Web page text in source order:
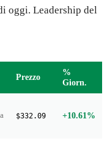
oggi. Leadership del
Prezzo
%
Giorn.
$332.09 +10.61%